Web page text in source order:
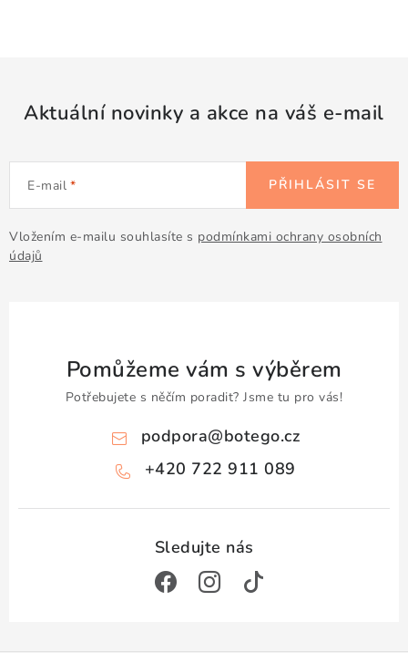
Aktuální novinky a akce na váš e-mail
E-mail
Vložením e-mailu souhlasíte s podmínkami ochrany osobních
údajů
PŘIHLÁSIT SE
Pomůžeme vám s výběrem
Potřebujete s něčím poradit? Jsme tu pro vás!
podpora@botego.cz
+420 722 911 089